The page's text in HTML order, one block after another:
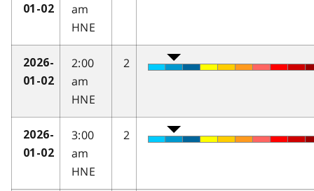
01-02
am
HNE
2026-
01-02
2:00
am
HNE
2
2026-
01-02
3:00
am
HNE
2